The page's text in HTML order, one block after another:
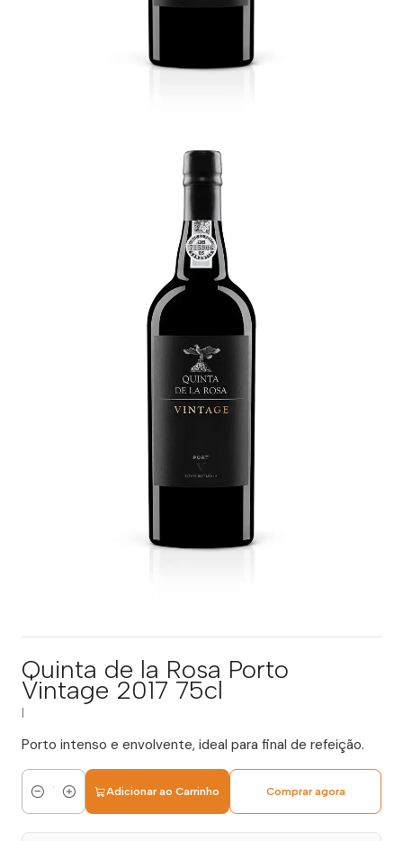
Quinta de la Rosa Porto
Vintage 2017 75cl
Porto intenso e envolvente, ideal para final de refeição.
Quantidade
Adicionar ao Carrinho Comprar agora